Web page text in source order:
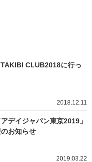
CLUB2018に行っ
2018.12.11
アデイジャパン東京2019」
お知らせ
2019.03.22